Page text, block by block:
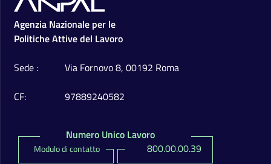
Footer
Agenzia Nazionale per le
Politiche Attive del Lavoro
Sede
Via Fornovo 8, 00192 Roma
CF
97889240582
Numero Unico Lavoro
Modulo di contatto 800.00.00.39